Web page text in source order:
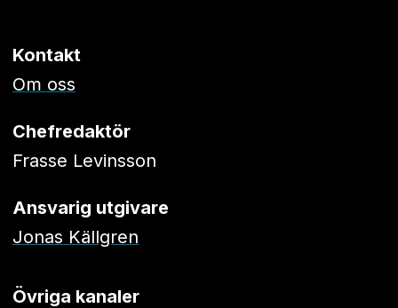
Kontakt
Om oss
Chefredaktör
Frasse Levinsson
Ansvarig utgivare
Jonas Källgren
Övriga kanaler